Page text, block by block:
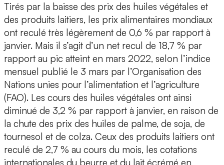
Tirés par la baisse des prix des huiles végétales et
des produits laitiers, les prix alimentaires mondiaux
ont reculé très légèrement de 0,6 % par rapport à
janvier. Mais il s’agit d’un net recul de 18,7 % par
rapport au pic atteint en mars 2022, selon l’indice
mensuel publié le 3 mars par l’Organisation des
Nations unies pour l’alimentation et l’agriculture
(FAO). Les cours des huiles végétales ont ainsi
diminué de 3,2 % par rapport à janvier, en raison de
la chute des prix des huiles de palme, de soja, de
tournesol et de colza. Ceux des produits laitiers ont
reculé de 2,7 % au cours du mois, les cotations
internationales du beurre et du lait écrémé en